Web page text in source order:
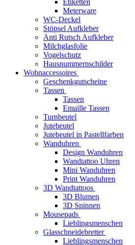
Etiketten
Meterware
WC-Deckel
Stöpsel Aufkleber
Anti Rutsch Aufkleber
Milchglasfolie
Vogelschutz
Hausnummernschilder
Wohnaccessoires
Geschenkgutscheine
Tassen
Tassen
Emaille Tassen
Turnbeutel
Jutebeutel
Jutebeutel in Pastellfarben
Wanduhren
Design Wanduhren
Wandtattoo Uhren
Mini Wanduhren
Print Wanduhren
3D Wandtattoos
3D Blumen
3D Spinnen
Mousepads
Lieblingsmenschen
Glasschneidebretter
Lieblingsmenschen